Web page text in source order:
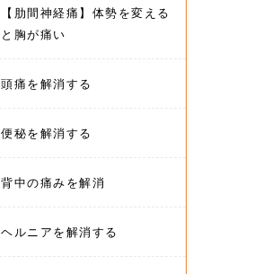
【肋間神経痛】体勢を変える
と胸が痛い
頭痛を解消する
便秘を解消する
背中の痛みを解消
ヘルニアを解消する